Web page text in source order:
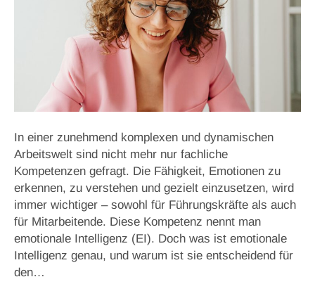
In einer zunehmend komplexen und dynamischen
Arbeitswelt sind nicht mehr nur fachliche
Kompetenzen gefragt. Die Fähigkeit, Emotionen zu
erkennen, zu verstehen und gezielt einzusetzen, wird
immer wichtiger – sowohl für Führungskräfte als auch
für Mitarbeitende. Diese Kompetenz nennt man
emotionale Intelligenz (EI). Doch was ist emotionale
Intelligenz genau, und warum ist sie entscheidend für
den…